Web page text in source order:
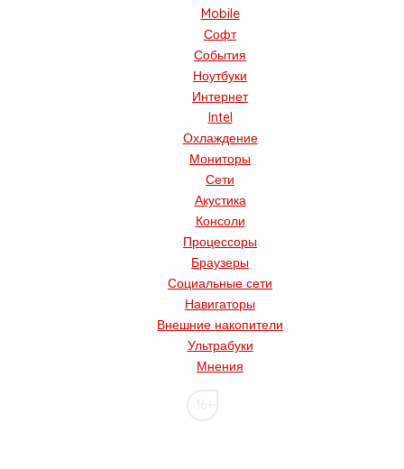
Mobile
Софт
События
Ноутбуки
Интернет
Intel
Охлаждение
Мониторы
Сети
Акустика
Консоли
Процессоры
Браузеры
Социальные сети
Навигаторы
Внешние накопители
Ультрабуки
Мнения